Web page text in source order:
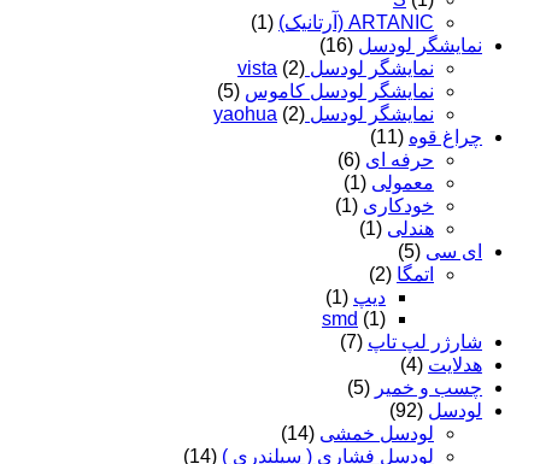
ARTANIC (آرتانیک)
(1)
نمایشگر لودسل (16)
نمایشگر لودسل vista (2)
نمایشگر لودسل کاموس (5)
نمایشگر لودسل yaohua (2)
چراغ قوه (11)
حرفه ای (6)
معمولی (1)
خودکاری (1)
هندلی (1)
ای سی (5)
اتمگا (2)
دیپ (1)
smd (1)
شارژر لپ تاپ (7)
هدلایت (4)
چسب و خمیر (5)
لودسل (92)
لودسل خمشی (14)
لودسل فشاری ( سیلندری ) (14)